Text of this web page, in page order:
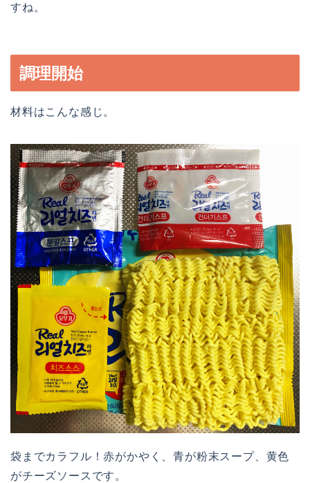
すね。
調理開始
材料はこんな感じ。
袋までカラフル！赤がかやく、青が粉末スープ、黄色
がチーズソースです。